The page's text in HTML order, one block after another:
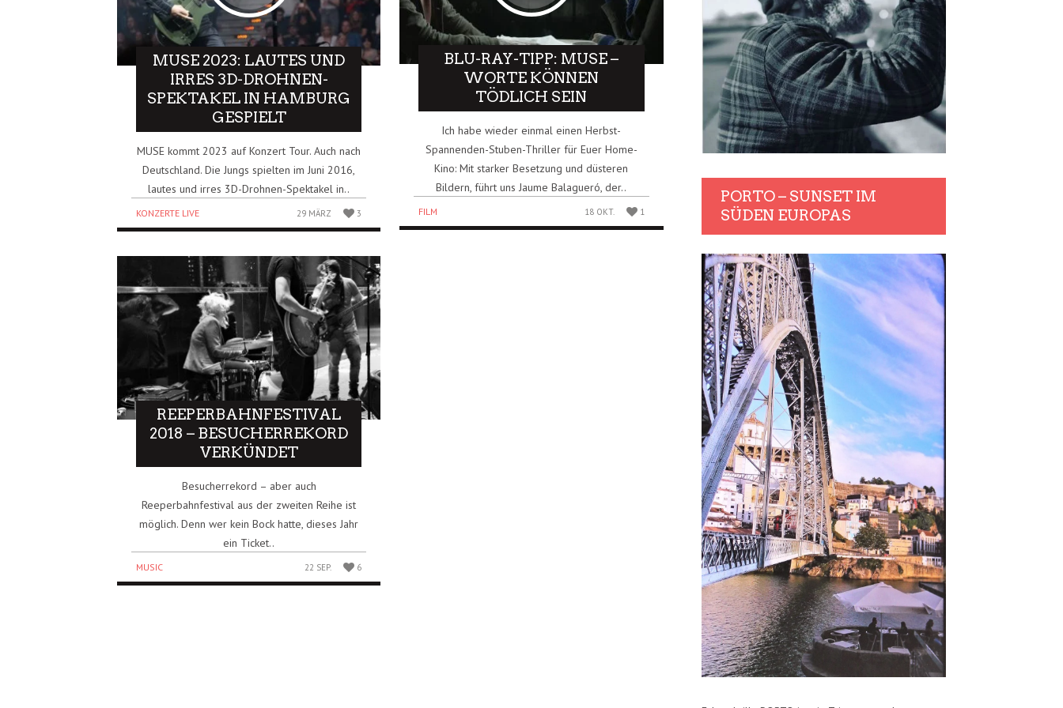
MUSE 2023: LAUTES UND
IRRES 3D-DROHNEN-
SPEKTAKEL IN HAMBURG
GESPIELT
MUSE kommt 2023 auf Konzert Tour. Auch nach
Deutschland. Die Jungs spielten im Juni 2016,
lautes und irres 3D-Drohnen-Spektakel in..
KONZERTE LIVE 29 MÄRZ 3
REEPERBAHNFESTIVAL
2018 – BESUCHERREKORD
VERKÜNDET
Besucherrekord – aber auch
Reeperbahnfestival aus der zweiten Reihe ist
möglich. Denn wer kein Bock hatte, dieses Jahr
ein Ticket..
MUSIC 22 SEP. 6
BLU-RAY-TIPP: MUSE –
WORTE KÖNNEN
TÖDLICH SEIN
Ich habe wieder einmal einen Herbst-
Spannenden-Stuben-Thriller für Euer Home-
Kino: Mit starker Besetzung und düsteren
Bildern, führt uns Jaume Balagueró, der..
FILM 18 OKT. 1
PORTO – SUNSET IM
SÜDEN EUROPAS